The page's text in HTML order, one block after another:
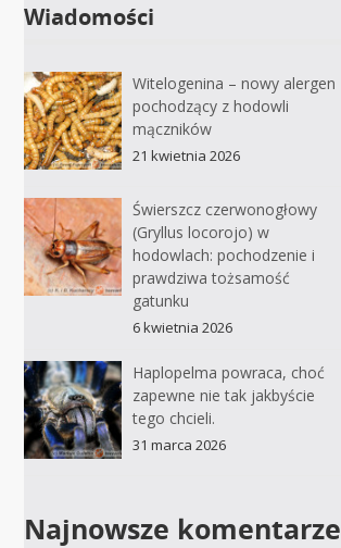
Wiadomości
Witelogenina – nowy alergen
pochodzący z hodowli
mączników
21 kwietnia 2026
Świerszcz czerwonogłowy
(Gryllus locorojo) w
hodowlach: pochodzenie i
prawdziwa tożsamość
gatunku
6 kwietnia 2026
Haplopelma powraca, choć
zapewne nie tak jakbyście
tego chcieli.
31 marca 2026
Najnowsze komentarze